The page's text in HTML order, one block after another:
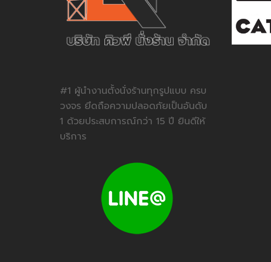
#1 ผู้นำงานตั้งนั่งร้านทุกรูปแบบ ครบ
วงจร ยึดถือความปลอดภัยเป็นอันดับ
1 ด้วยประสบการณ์กว่า 15 ปี ยินดีให้
บริการ